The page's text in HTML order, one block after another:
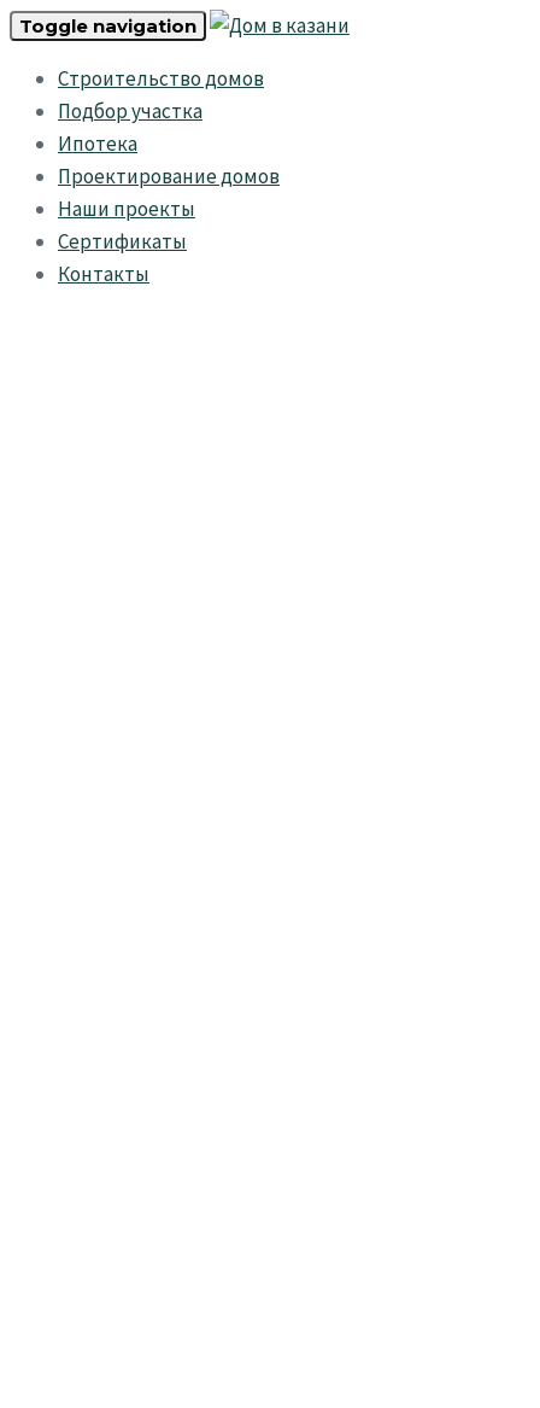
Skip
Skip
primary
navigation
Skip
content
Toggle navigation
Строительство домов
Подбор участка
Ипотека
Проектирование домов
Наши проекты
Сертификаты
Контакты